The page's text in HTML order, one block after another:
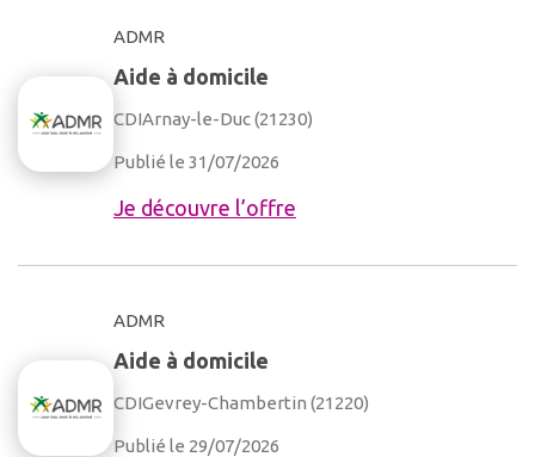
ADMR
Aide à domicile
CDIArnay-le-Duc (21230)
Publié le 31/07/2026
Je découvre l’offre
ADMR
Aide à domicile
CDIGevrey-Chambertin (21220)
Publié le 29/07/2026